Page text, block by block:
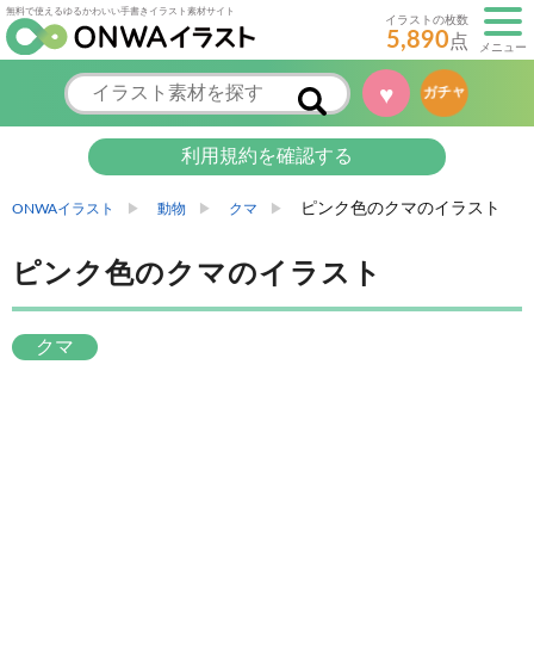
無料で使えるゆるかわいい手書きイラスト素材サイト
イラストの枚数
5,890点 メニュー
♥ ガチャ
利用規約を確認する
ONWAイラスト 動物 クマ ピンク色のクマのイラスト
ピンク色のクマのイラスト
クマ